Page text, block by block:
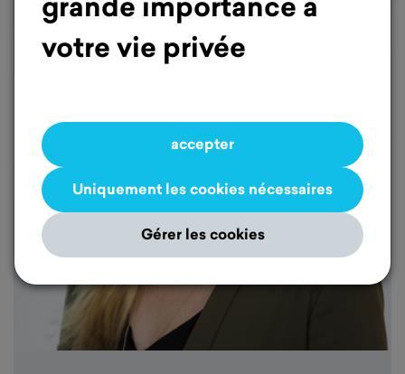
votre vie privée
accepter
Uniquement les cookies nécessaires
Gérer les cookies